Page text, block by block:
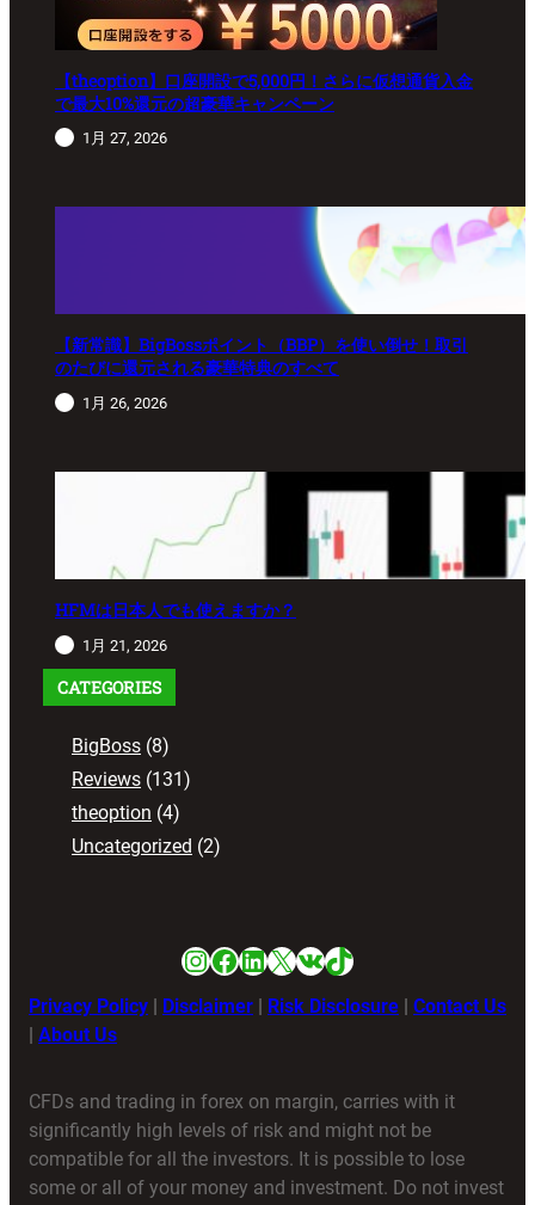
【theoption】口座開設で5,000円！さらに仮想通貨入金
で最大10%還元の超豪華キャンペーン
1月 27, 2026
【新常識】BigBossポイント（BBP）を使い倒せ！取引
のたびに還元される豪華特典のすべて
1月 26, 2026
HFMは日本人でも使えますか？
1月 21, 2026
CATEGORIES
BigBoss (8)
Reviews (131)
theoption (4)
Uncategorized (2)
Instagram
Facebook
LinkedIn
X VKTikTok
Privacy Policy | Disclaimer | Risk Disclosure | Contact Us
| About Us
CFDs and trading in forex on margin, carries with it
significantly high levels of risk and might not be
compatible for all the investors. It is possible to lose
some or all of your money and investment. Do not invest